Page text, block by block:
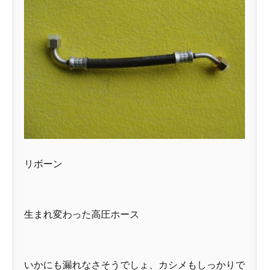
リボーン
生まれ変わった高圧ホース
いかにも漏れなさそうでしょ、カシメもしっかりで